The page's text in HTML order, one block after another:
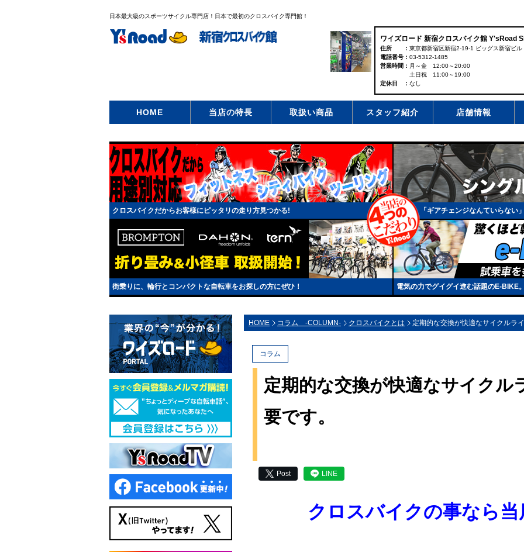
日本最大級のスポーツサイクル専門店！日本で最初のクロスバイク専門館！
ワイズロード 新宿クロスバイク館 Y'sRoad
住所
東京都新宿区新宿2-19-1 ビッグス新宿ビル
電話番号
03-5312-1485
営業時間
月～金 12:00～20:00
土日祝 11:00～19:00
定休日
なし
HOME 当店の特長 取扱い商品 スタッフ紹介 店舗情報
クロスバイクだからお客様にピッタリの走り方見つかる! 「ギアチェンジなんていらな
街乗りに、輪行とコンパクトな自転車をお探しの方にぜひ！ 電気の力でグイグイ進む話題のE-BIKE
HOME コラム -COLUMN- クロスバイクとは 定期的な交換が快適なサイクルラ
コラム
定期的な交換が快適なサイクル
要です。
Post LINE
クロスバイクの事なら当